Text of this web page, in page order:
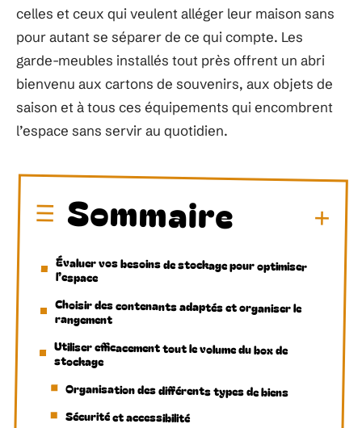
celles et ceux qui veulent alléger leur maison sans
pour autant se séparer de ce qui compte. Les
garde-meubles installés tout près offrent un abri
bienvenu aux cartons de souvenirs, aux objets de
saison et à tous ces équipements qui encombrent
l’espace sans servir au quotidien.
Sommaire
Évaluer vos besoins de stockage pour optimiser
l’espace
Choisir des contenants adaptés et organiser le
rangement
Utiliser efficacement tout le volume du box de
stockage
Organisation des différents types de biens
Sécurité et accessibilité